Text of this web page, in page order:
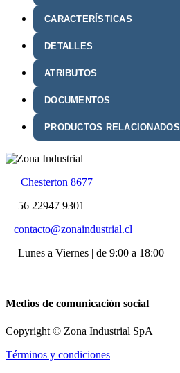
CARACTERÍSTICAS
DETALLES
ATRIBUTOS
DOCUMENTOS
PRODUCTOS RELACIONADOS
Chesterton 8677
56 22947 9301
contacto@zonaindustrial.cl
Lunes a Viernes | de 9:00 a 18:00
Medios de comunicación social
Copyright © Zona Industrial SpA
Términos y condiciones